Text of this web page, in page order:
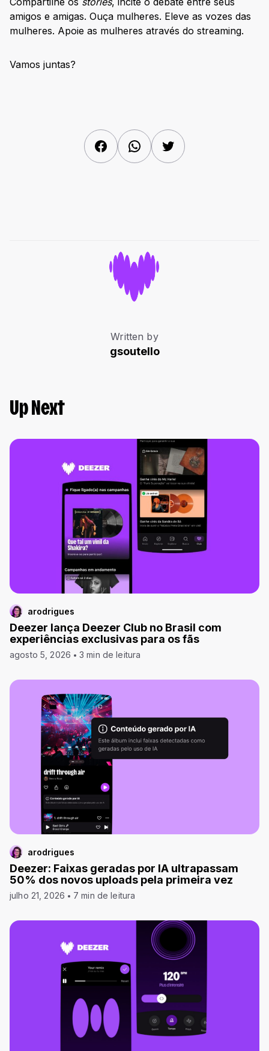
amigos e amigas. Ouça mulheres. Eleve as vozes das
mulheres. Apoie as mulheres através do streaming.
Vamos juntas?
FacebookWhatsAppTwitter
Written by
gsoutello
Up Next
arodrigues
Deezer lança Deezer Club no Brasil com
experiências exclusivas para os fãs
agosto 5, 2026 3 min de leitura
arodrigues
Deezer: Faixas geradas por IA ultrapassam
50% dos novos uploads pela primeira vez
julho 21, 2026 7 min de leitura